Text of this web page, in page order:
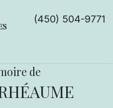
(450) 504-9771
de